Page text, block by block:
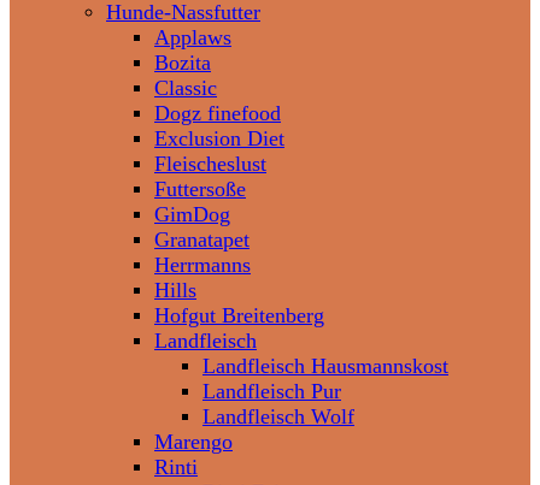
Hunde-Nassfutter
Applaws
Bozita
Classic
Dogz finefood
Exclusion Diet
Fleischeslust
Futtersoße
GimDog
Granatapet
Herrmanns
Hills
Hofgut Breitenberg
Landfleisch
Landfleisch Hausmannskost
Landfleisch Pur
Landfleisch Wolf
Marengo
Rinti